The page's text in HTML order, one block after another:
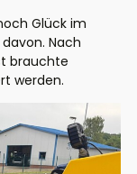
Glück im
Nach
brauchte
werden.